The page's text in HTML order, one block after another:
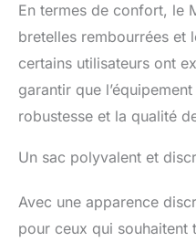
En termes de confort, le
bretelles rembourrées et
certains utilisateurs ont
garantir que
robustesse et la qualité
Un sac polyvalent et
Avec une apparence
pour ceux qui souhaitent